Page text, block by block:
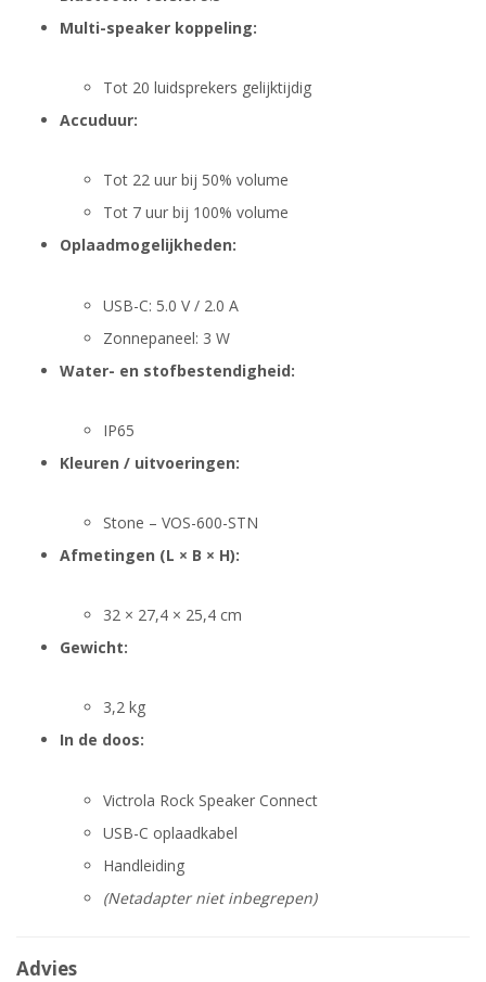
Multi-speaker koppeling:
Tot 20 luidsprekers gelijktijdig
Accuduur:
Tot 22 uur bij 50% volume
Tot 7 uur bij 100% volume
Oplaadmogelijkheden:
USB-C: 5.0 V / 2.0 A
Zonnepaneel: 3 W
Water- en stofbestendigheid:
IP65
Kleuren / uitvoeringen:
Stone – VOS-600-STN
Afmetingen (L × B × H):
32 × 27,4 × 25,4 cm
Gewicht:
3,2 kg
In de doos:
Victrola Rock Speaker Connect
USB-C oplaadkabel
Handleiding
(Netadapter niet inbegrepen)
Advies